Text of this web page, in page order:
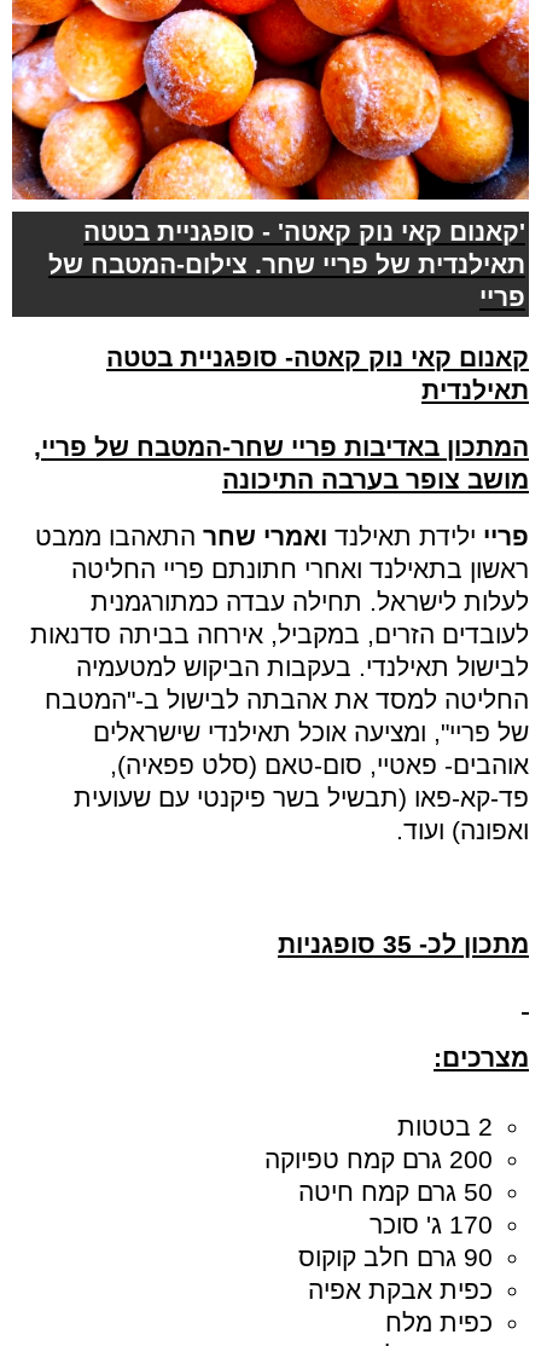
'קאנום קאי נוק קאטה' - סופגניית בטטה
תאילנדית של פריי שחר. צילום-המטבח של
פריי
קאנום קאי נוק קאטה- סופגניית בטטה
תאילנדית
המתכון באדיבות פריי שחר-המטבח של פריי,
מושב צופר בערבה התיכונה
פריי ילידת תאילנד ואמרי שחר התאהבו ממבט
ראשון בתאילנד ואחרי חתונתם פריי החליטה
לעלות לישראל. תחילה עבדה כמתורגמנית
לעובדים הזרים, במקביל, אירחה בביתה סדנאות
לבישול תאילנדי. בעקבות הביקוש למטעמיה
החליטה למסד את אהבתה לבישול ב-"המטבח
של פריי", ומציעה אוכל תאילנדי שישראלים
אוהבים- פאטיי, סום-טאם (סלט פפאיה),
פד-קא-פאו (תבשיל בשר פיקנטי עם שעועית
ואפונה) ועוד.
מתכון לכ- 35 סופגניות
מצרכים:
2 בטטות
200 גרם קמח טפיוקה
50 גרם קמח חיטה
170 ג' סוכר
90 גרם חלב קוקוס
כפית אבקת אפיה
כפית מלח